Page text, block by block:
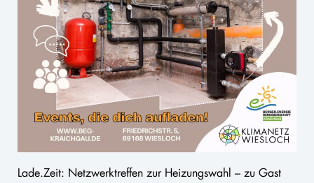
Lade.Zeit: Netzwerktreffen zur Heizungswahl – zu Gast